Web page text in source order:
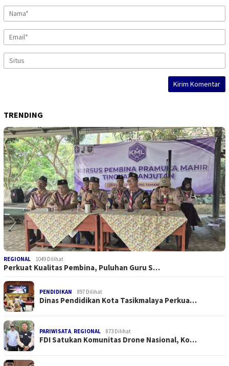
TRENDING
REGIONAL 1049 Dilihat
Perkuat Kualitas Pembina, Puluhan Guru S…
PENDIDIKAN 897 Dilihat
Dinas Pendidikan Kota Tasikmalaya Perkua…
PARIWISATA, REGIONAL 873 Dilihat
FDI Satukan Komunitas Drone Nasional, Ko…